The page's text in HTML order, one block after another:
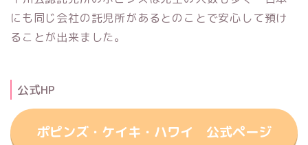
にも同じ会社の託児所があるとのことで安心して預け
ることが出来ました。
公式HP
ポピンズ・ケイキ・ハワイ 公式ページ